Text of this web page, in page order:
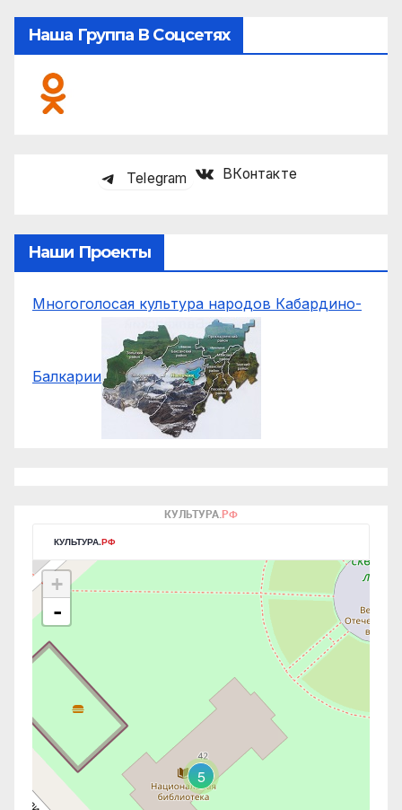
Наша Группа В Соцсетях
Telegram ВКонтакте
Наши Проекты
Многоголосая культура народов Кабардино-
Балкарии